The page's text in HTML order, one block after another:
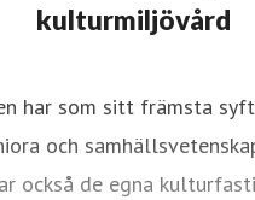
kulturmiljövård
har som sitt främsta
och
också de egna